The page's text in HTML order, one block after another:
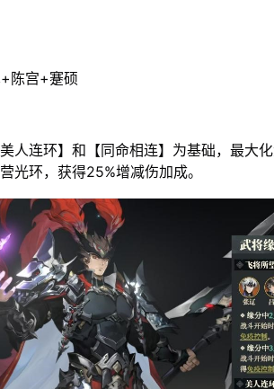
陈宫+蹇硕
人连环】和【同命相连】为基础，最大
光环，获得25%增减伤加成。